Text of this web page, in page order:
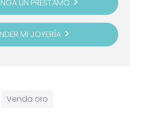
UN PRÉSTAMO
MI JOYERÍAnavigate_next
Venda oro